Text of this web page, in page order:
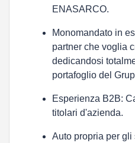
ENASARCO.
Monomandato in
partner che voglia
dedicandosi
portafoglio del
Esperienza B2B:
titolari d'azienda.
Auto propria per gli